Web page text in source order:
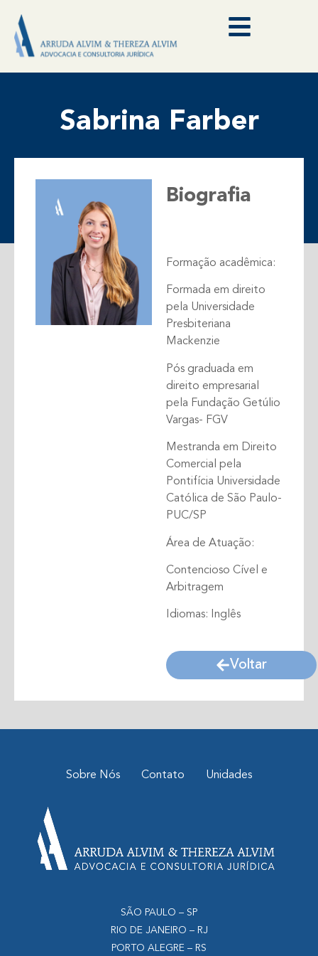
Sabrina Farber
Biografia​​​
Formação acadêmica:
Formada em direito
pela Universidade
Presbiteriana
Mackenzie
Pós graduada em
direito empresarial
pela Fundação Getúlio
Vargas- FGV
Mestranda em Direito
Comercial pela
Pontifícia Universidade
Católica de São Paulo-
PUC/SP
Área de Atuação:
Contencioso Cível e
Arbitragem
Idiomas: Inglês
Voltar
Sobre Nós Contato Unidades
SÃO PAULO – SP
RIO DE JANEIRO – RJ
PORTO ALEGRE – RS